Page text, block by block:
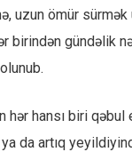
uzun ömür sürmək
birindən gündəlik
hər hansı biri qəbul
da artıq